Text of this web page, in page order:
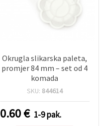
Okrugla slikarska paleta,
promjer 84 mm – set od 4
komada
SKU: 844614
0.60€ 1-9 pak.